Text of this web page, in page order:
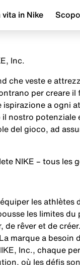
vita in Nike Scopo
Inc.
che veste e
per creare
a ogni
nostro
del gioco, ad
NIKE – tous les
les
les limites
de rêver et de
marque a besoin
Inc., chaque
où les défis